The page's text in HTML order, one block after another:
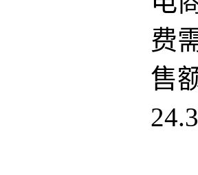
费
售